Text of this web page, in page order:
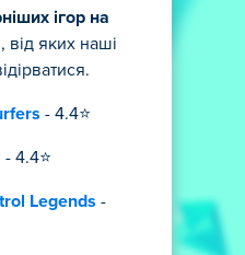
ігор на
від яких наші
- 4.4⭐
- 4.4⭐
Legends -